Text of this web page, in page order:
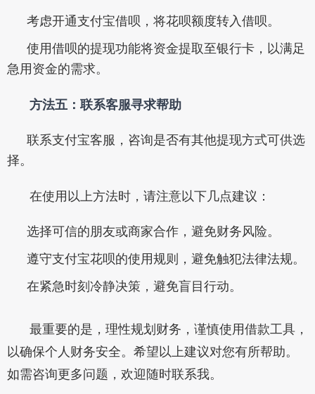
考虑开通支付宝借呗，将花呗额度转入借呗。
使用借呗的提现功能将资金提取至银行卡，以满足
急用资金的需求。
方法五：联系客服寻求帮助
联系支付宝客服，咨询是否有其他提现方式可供选
择。
在使用以上方法时，请注意以下几点建议：
选择可信的朋友或商家合作，避免财务风险。
遵守支付宝花呗的使用规则，避免触犯法律法规。
在紧急时刻冷静决策，避免盲目行动。
最重要的是，理性规划财务，谨慎使用借款工具，
以确保个人财务安全。希望以上建议对您有所帮助。
如需咨询更多问题，欢迎随时联系我。